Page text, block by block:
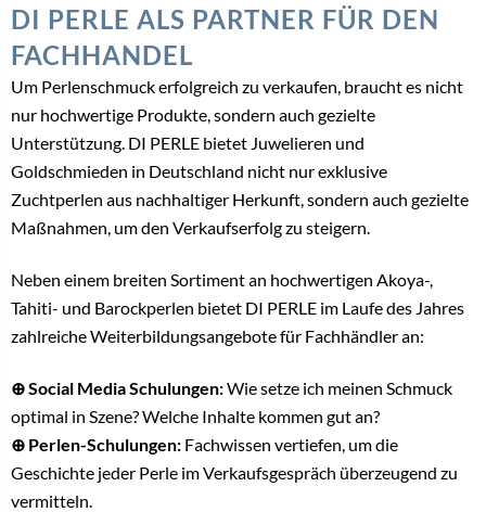
DI PERLE ALS PARTNER FÜR DEN
FACHHANDEL
Um Perlenschmuck erfolgreich zu verkaufen, braucht es nicht
nur hochwertige Produkte, sondern auch gezielte
Unterstützung. DI PERLE bietet Juwelieren und
Goldschmieden in Deutschland nicht nur exklusive
Zuchtperlen aus nachhaltiger Herkunft, sondern auch gezielte
Maßnahmen, um den Verkaufserfolg zu steigern.
Neben einem breiten Sortiment an hochwertigen Akoya-,
Tahiti- und Barockperlen bietet DI PERLE im Laufe des Jahres
zahlreiche Weiterbildungsangebote für Fachhändler an:
⊕ Social Media Schulungen:Wie setze ich meinen Schmuck
optimal in Szene? Welche Inhalte kommen gut an?
⊕ Perlen-Schulungen: Fachwissen vertiefen, um die
Geschichte jeder Perle im Verkaufsgespräch überzeugend zu
vermitteln.